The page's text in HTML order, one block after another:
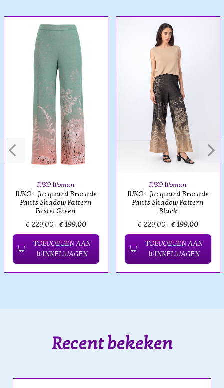
IVKO Woman
IVKO - Jacquard Brocade
Pants Shadow Pattern
Pastel Green
€ 229,00 € 199,00
TOEVOEGEN AAN
WINKELWAGEN
IVKO Woman
IVKO - Jacquard Brocade
Pants Shadow Pattern
Black
€ 229,00 € 199,00
TOEVOEGEN AAN
WINKELWAGEN
Recent bekeken